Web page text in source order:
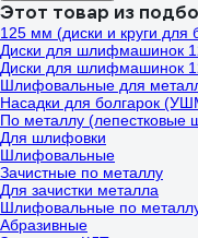
Этот товар из
125 мм (диски и круги
Диски для шлифмашинок
Диски для шлифмашинок
Шлифовальные для
Насадки для болгарок
По металлу (лепестковые
Для шлифовки
Шлифовальные
Зачистные по металлу
Для зачистки металла
Шлифовальные по
Абразивные